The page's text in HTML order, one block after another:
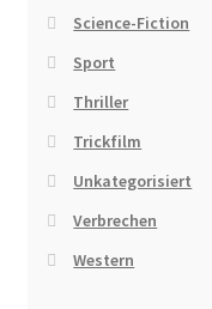
Science-Fiction
Sport
Thriller
Trickfilm
Unkategorisiert
Verbrechen
Western